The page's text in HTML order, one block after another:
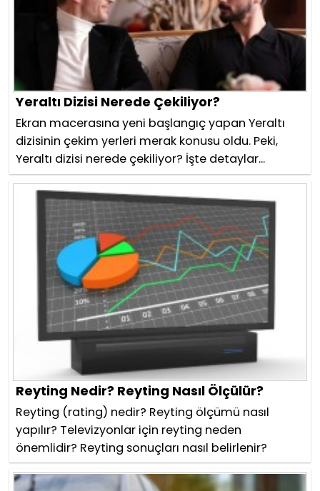
Yeraltı Dizisi Nerede Çekiliyor?
Ekran macerasına yeni başlangıç yapan Yeraltı
dizisinin çekim yerleri merak konusu oldu. Peki,
Yeraltı dizisi nerede çekiliyor? İşte detaylar...
Reyting Nedir? Reyting Nasıl Ölçülür?
Reyting (rating) nedir? Reyting ölçümü nasıl
yapılır? Televizyonlar için reyting neden
önemlidir? Reyting sonuçları nasıl belirlenir?